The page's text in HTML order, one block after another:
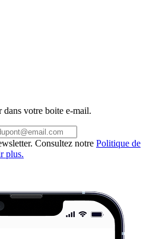
dans votre boite e-mail.
Consultez notre Politique de
plus.